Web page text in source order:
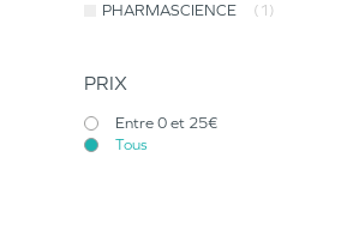
PHARMASCIENCE
(1)
PRIX
Entre 0 et 25€
Tous